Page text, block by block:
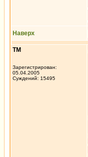
Наверх
ТМ
Зарегистрирован:
05.04.2005
Суждений: 15495